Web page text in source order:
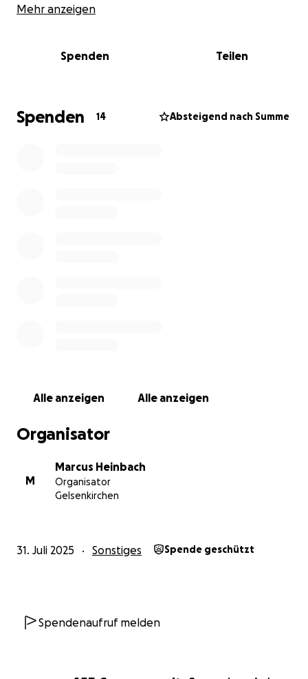
Sexkaufverbot erhalten Sie unter:
Ebenso sind Pressekonferenzen und Tagungen
Dialog eintreten.
Mehr anzeigen
Spenden Teilen
Spenden 14 Absteigend nach Summe
Alle anzeigen Alle anzeigen
Organisator
M
Marcus Heinbach
Organisator
Gelsenkirchen
31. Juli 2025 Sonstiges Spende geschützt
Spendenaufruf melden